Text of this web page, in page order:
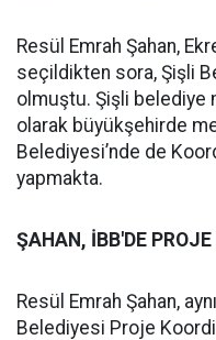
Resül Emrah Şahan,
seçildikten sora, Şişli
olmuştu. Şişli belediye
olarak büyükşehirde
Belediyesi’nde de
yapmakta.
ŞAHAN, İBB'DE
Resül Emrah Şahan,
Belediyesi Proje